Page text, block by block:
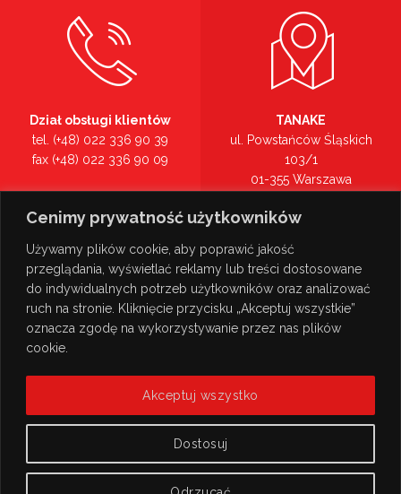
Cenimy prywatność użytkowników
Używamy plików cookie, aby poprawić jakość
przeglądania, wyświetlać reklamy lub treści dostosowane
do indywidualnych potrzeb użytkowników oraz analizować
ruch na stronie. Kliknięcie przycisku „Akceptuj wszystkie”
oznacza zgodę na wykorzystywanie przez nas plików
cookie.
Dostosuj
Akceptuj wszystko
Dział obsługi klientów
tel. (+48) 022 336 90 39
fax (+48) 022 336 90 09
tel. (+48) 022 336 90 00
TANAKE
ul. Powstańców Śląskich
103/1
01-355 Warszawa
Zobacz na mapie >